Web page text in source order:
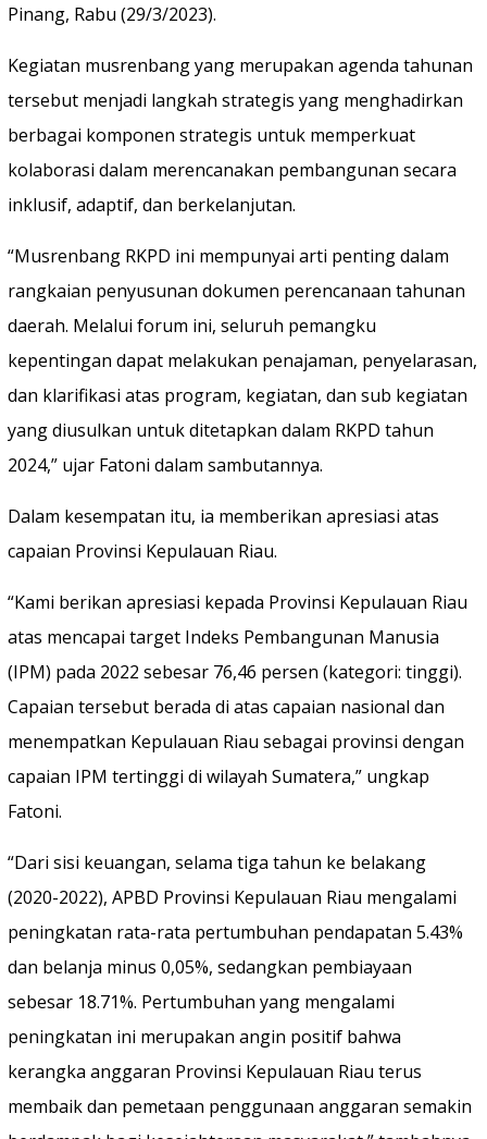
Pinang, Rabu (29/3/2023).
Kegiatan musrenbang yang merupakan agenda tahunan
tersebut menjadi langkah strategis yang menghadirkan
berbagai komponen strategis untuk memperkuat
kolaborasi dalam merencanakan pembangunan secara
inklusif, adaptif, dan berkelanjutan.
“Musrenbang RKPD ini mempunyai arti penting dalam
rangkaian penyusunan dokumen perencanaan tahunan
daerah. Melalui forum ini, seluruh pemangku
kepentingan dapat melakukan penajaman, penyelarasan,
dan klarifikasi atas program, kegiatan, dan sub kegiatan
yang diusulkan untuk ditetapkan dalam RKPD tahun
2024,” ujar Fatoni dalam sambutannya.
Dalam kesempatan itu, ia memberikan apresiasi atas
capaian Provinsi Kepulauan Riau.
“Kami berikan apresiasi kepada Provinsi Kepulauan Riau
atas mencapai target Indeks Pembangunan Manusia
(IPM) pada 2022 sebesar 76,46 persen (kategori: tinggi).
Capaian tersebut berada di atas capaian nasional dan
menempatkan Kepulauan Riau sebagai provinsi dengan
capaian IPM tertinggi di wilayah Sumatera,” ungkap
Fatoni.
“Dari sisi keuangan, selama tiga tahun ke belakang
(2020-2022), APBD Provinsi Kepulauan Riau mengalami
peningkatan rata-rata pertumbuhan pendapatan 5.43%
dan belanja minus 0,05%, sedangkan pembiayaan
sebesar 18.71%. Pertumbuhan yang mengalami
peningkatan ini merupakan angin positif bahwa
kerangka anggaran Provinsi Kepulauan Riau terus
membaik dan pemetaan penggunaan anggaran semakin